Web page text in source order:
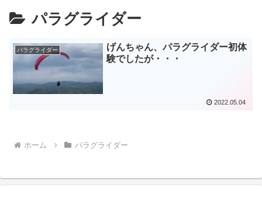
パラグライダー
パラグライダー
げんちゃん、パラグライダー初体
験でしたが・・・
2022.05.04
ホーム パラグライダー